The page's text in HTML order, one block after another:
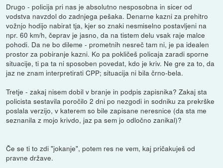
Drugo - policija pri nas je absolutno nesposobna in sicer od
vodstva navzdol do zadnjega pešaka. Denarne kazni za prehitro
vožnjo hodijo nabirat tja, kjer so znaki nesmiselno postavljeni na
npr. 60 km/h, čeprav je jasno, da na tistem delu vsak raje malce
pohodi. Da ne bo dileme - prometnih nesreč tam ni, je pa idealen
prostor za pobiranje kazni. Ko pa pokličeš policaja zaradi sporne
situacije, ti pa ta ni sposoben povedat, kdo je kriv. Ne gre za to, da
jaz ne znam interpretirati CPP; situacija ni bila črno-bela.
Tretje - zakaj nisem dobil v branje in podpis zapisnika? Zakaj sta
policista sestavila poročilo 2 dni po nezgodi in sodniku za prekrške
poslala verzijo, v katerem so bile zapisane neresnice (da sta me
seznanila z mojo krivdo, jaz pa sem jo odločno zanikal)?
Če se ti to zdi "jokanje", potem res ne vem, kaj pričakuješ od
pravne države.